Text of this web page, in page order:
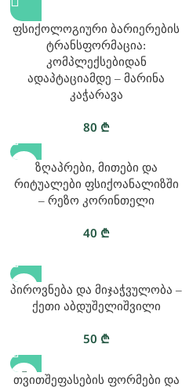
Ფსიქოლოგიური Ბარიერების
Ტრანსფორმაცია:
Კომპლექსებიდან
Ადაპტაციამდე – Მარინა
Კაჭარავა
80 ₾
Ზღაპრები, Მითები Და
Რიტუალები Ფსიქოანალიზში
– Რეზო Კორინთელი
40 ₾
Პიროვნება Და Მიჯაჭვულობა –
Ქეთი Აბდუშელიშვილი
50 ₾
Თვითშეფასების Ფორმები Და